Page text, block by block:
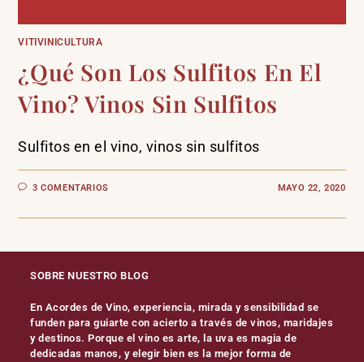
VITIVINICULTURA
¿Qué Son Los Sulfitos En El
Vino? Vinos Sin Sulfitos
Sulfitos en el vino, vinos sin sulfitos
3 COMENTARIOS MAYO 22, 2020
SOBRE NUESTRO BLOG
En Acordes de Vino, experiencia, mirada y sensibilidad se
funden para guiarte con acierto a través de vinos, maridajes
y destinos. Porque el vino es arte, la uva es magia de
dedicadas manos, y elegir bien es la mejor forma de